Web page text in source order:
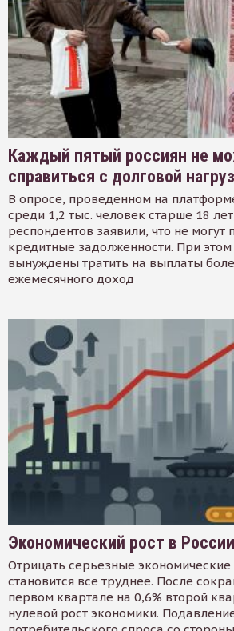
Каждый пятый россиян не
справиться с долговой
В опросе, проведенном на
среди 1,2 тыс. человек старше 18
респондентов заявили, что не могут
кредитные задолженности. При
вынуждены тратить на выплаты
ежемесячного доход
Экономический рост в
Отрицать серьезные
становится все труднее. После
первом квартале на 0,6% второй
нулевой рост экономики.